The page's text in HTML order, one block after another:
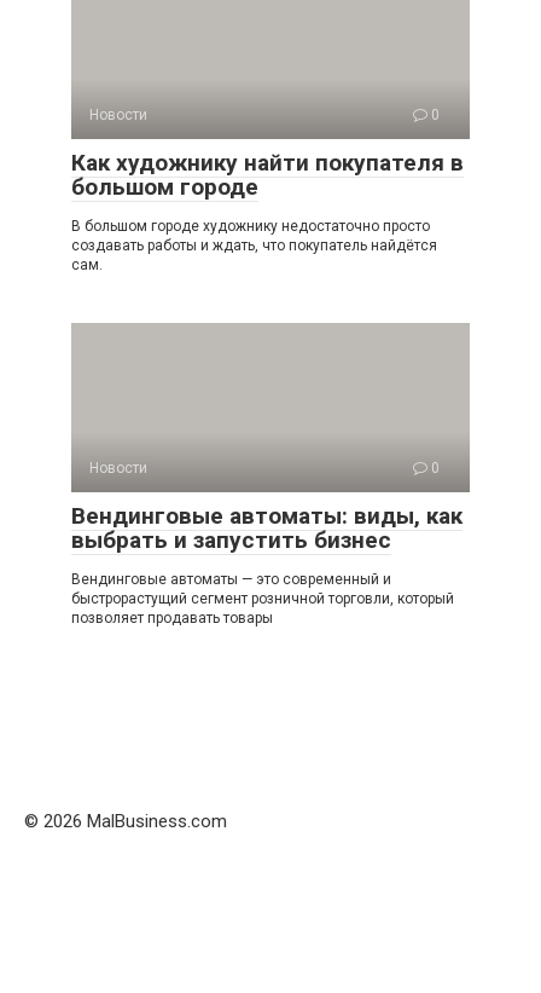
Новости 0
Как художнику найти покупателя в
большом городе
В большом городе художнику недостаточно просто
создавать работы и ждать, что покупатель найдётся
сам.
Новости 0
Вендинговые автоматы: виды, как
выбрать и запустить бизнес
Вендинговые автоматы — это современный и
быстрорастущий сегмент розничной торговли, который
позволяет продавать товары
© 2026 MalBusiness.com